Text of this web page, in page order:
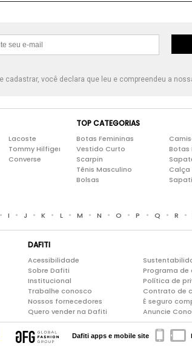
cadastrar, você declara que leu e compreendeu a
Lacoste
Tommy Hilfiger
Converse
TOP CATEGORIAS
Botas Femininas
Vestido Curto
Scarpin
Tênis Masculino
Bolsas
Botas
Calça
• I • J • K • L • M • N • O • P • Q • R •
DAFITI
Acessibilidade
Sobre Dafiti
Institucional
Trabalhe conosco
Nossos fornecedores
Quero vender na Dafiti
Programa de
Política de
Contrato de
É seguro
Anuncie
Dafiti apps e mobile site